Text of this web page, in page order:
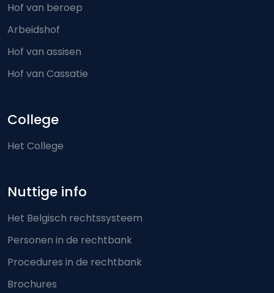
Hof van beroep
Arbeidshof
Hof van assisen
Hof van Cassatie
College
Het College
Nuttige info
Het Belgisch rechtssysteem
Personen in de rechtbank
Procedures in de rechtbank
Brochures